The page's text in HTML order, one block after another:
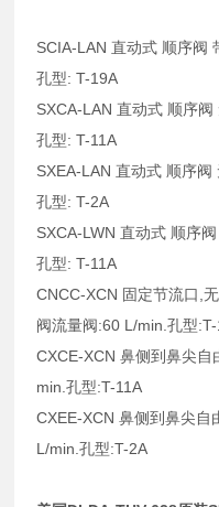
SCIA-LAN 直动式 顺序阀
孔型: T-19A
SXCA-LAN 直动式 顺序
孔型: T-11A
SXEA-LAN 直动式 顺序
孔型: T-2A
SXCA-LWN 直动式 顺序
孔型: T-11A
CNCC-XCN 固定节流口,
阀流量阀:60 L/min.孔型
CXCE-XCN 鼻侧到鼻尖
min.孔型:T-11A
CXEE-XCN 鼻侧到鼻尖
L/min.孔型:T-2A